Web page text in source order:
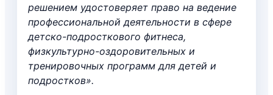
решением удостоверяет право на ведение
профессиональной деятельности в сфере
детско-подросткового фитнеса,
физкультурно-оздоровительных и
тренировочных программ для детей и
подростков».